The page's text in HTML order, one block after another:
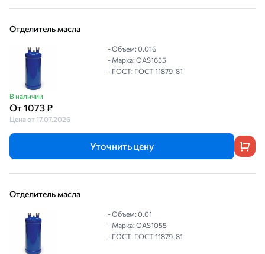
Отделитель масла
В наличии
От 1073 ₽
Цена от 17.07.2026
- Объем: 0.016
- Марка: OAS1655
- ГОСТ: ГОСТ 11879-81
Уточнить цену
Отделитель масла
- Объем: 0.01
- Марка: OAS1055
- ГОСТ: ГОСТ 11879-81